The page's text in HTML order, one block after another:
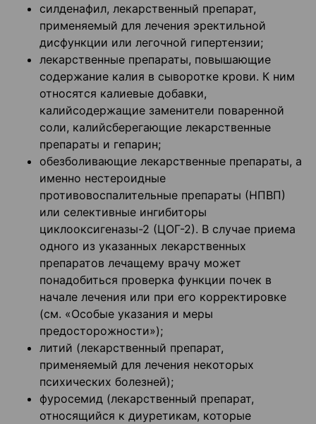
силденафил, лекарственный препарат,
применяемый для лечения эректильной
дисфункции или легочной гипертензии;
лекарственные препараты, повышающие
содержание калия в сыворотке крови. К ним
относятся калиевые добавки,
калийсодержащие заменители поваренной
соли, калийсберегающие лекарственные
препараты и гепарин;
обезболивающие лекарственные препараты, а
именно нестероидные
противовоспалительные препараты (НПВП)
или селективные ингибиторы
циклооксигеназы-2 (ЦОГ-2). В случае приема
одного из указанных лекарственных
препаратов лечащему врачу может
понадобиться проверка функции почек в
начале лечения или при его корректировке
(см. «Особые указания и меры
предосторожности»);
литий (лекарственный препарат,
применяемый для лечения некоторых
психических болезней);
фуросемид (лекарственный препарат,
относящийся к диуретикам, которые